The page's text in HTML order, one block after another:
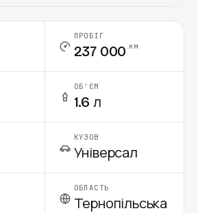
ПРОБІГ
237 000 км
ОБ'ЄМ
1.6 л
КУЗОВ
Універсал
ОБЛАСТЬ
Тернопільська